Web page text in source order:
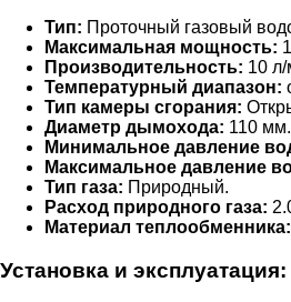
Тип: Проточный газовый
Максимальная мощность:
Производительность: 10
Температурный диапазон:
Тип камеры сгорания:
Диаметр дымохода: 110 мм.
Минимальное давление
Максимальное давление
Тип газа: Природный.
Расход природного газа:
Материал теплообменника:
Установка и эксплуатация: